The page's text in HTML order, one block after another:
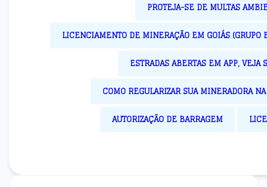
PROTEJA-SE DE MULTAS
LICENCIAMENTO DE MINERAÇÃO EM GOIÁS
ESTRADAS ABERTAS EM APP,
COMO REGULARIZAR SUA MINERADORA
AUTORIZAÇÃO DE BARRAGEM